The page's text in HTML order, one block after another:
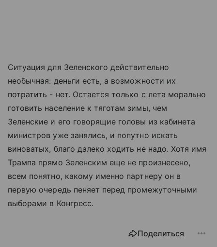
Ситуация для Зеленского действительно
необычная: деньги есть, а возможности их
потратить - нет. Остается только с лета морально
готовить население к тяготам зимы, чем
Зеленские и его говорящие головы из кабинета
министров уже занялись, и попутно искать
виноватых, благо далеко ходить не надо. Хотя имя
Трампа прямо Зеленским еще не произнесено,
всем понятно, какому именно партнеру он в
первую очередь пеняет перед промежуточными
выборами в Конгресс.
Поделиться